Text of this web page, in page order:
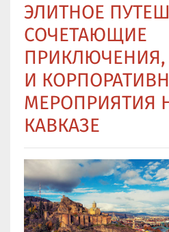
ЭЛИТНОЕ
СОЧЕТАЮЩИЕ
ПРИКЛЮЧЕНИЯ,
И
МЕРОПРИЯТИЯ
КАВКАЗЕ